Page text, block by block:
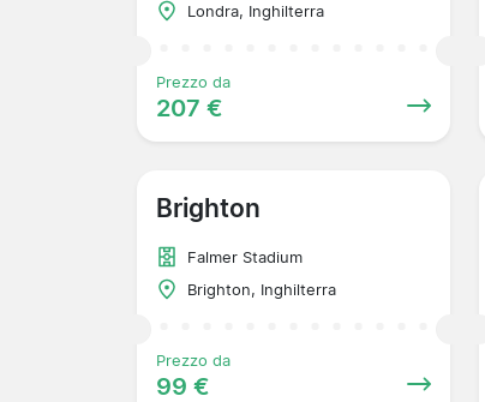
Londra, Inghilterra
Prezzo da
207 €
Brighton
Falmer Stadium
Brighton, Inghilterra
Prezzo da
99 €